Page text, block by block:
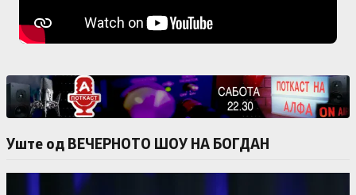
Уште од ВЕЧЕРНОТО ШОУ НА БОГДАН